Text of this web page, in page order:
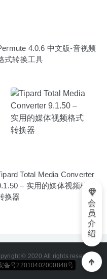
4.0.6 中文版-音视频
式转换工具
Total Media Converter
– 实用的媒体视频格式
换器
© 2020 All rights reserved
备号22010402000848号
会
员
介
绍